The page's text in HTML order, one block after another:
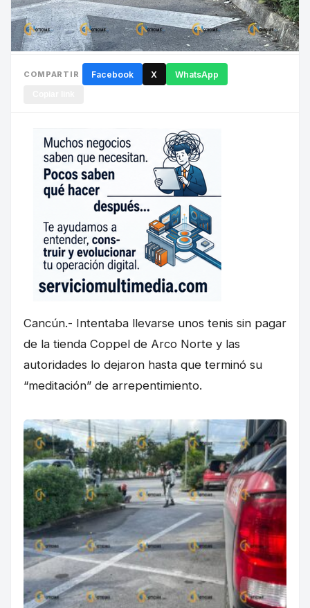
COMPARTIR Facebook X WhatsApp
Cancún.- Intentaba llevarse unos tenis sin pagar
de la tienda Coppel de Arco Norte y las
autoridades lo dejaron hasta que terminó su
“meditación” de arrepentimiento.